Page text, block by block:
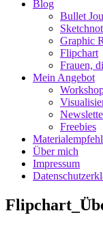
Blog
Bullet
Graphic
Flipchart
Frauen,
Mein Angebot
Freebies
Über mich
Impressum